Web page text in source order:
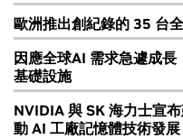
歐洲推出創紀錄的 35 台
因應全球AI 需求急遽成
基礎設施
NVIDIA 與 SK 海力士宣
動 AI 工廠記憶體技術發展